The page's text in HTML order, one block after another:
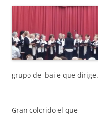
grupo de baile que dirige.
Gran colorido el que